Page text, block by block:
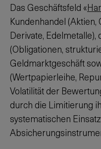
Das Geschäftsfeld «
Kundenhandel (Aktien,
Derivate,
(Obligationen,
Geldmarktgeschäft
(Wertpapierleihe,
Volatilität der
durch die Limitierung
systematischen